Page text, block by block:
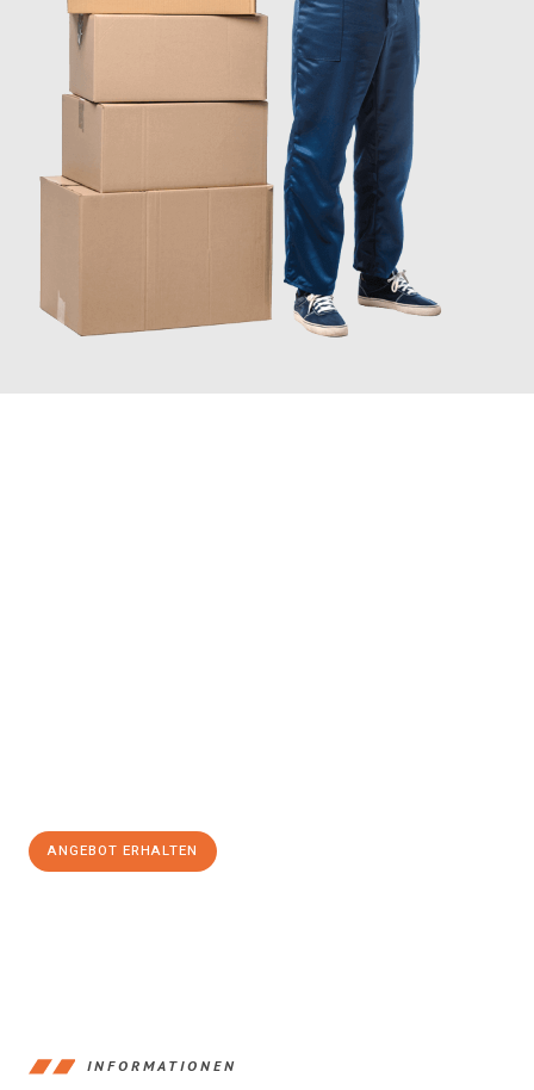
ANGEBOT ERHALTEN
INFORMATIONEN